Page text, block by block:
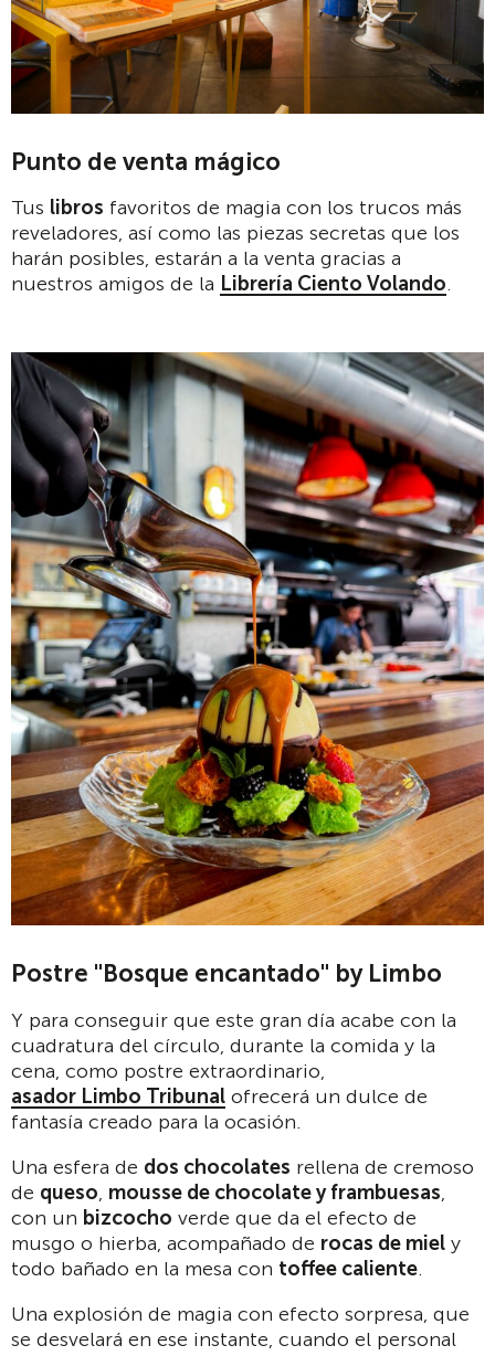
Punto de venta mágico
Tus libros favoritos de magia con los trucos más
reveladores, así como las piezas secretas que los
harán posibles, estarán a la venta gracias a
nuestros amigos de la Librería Ciento Volando.
Postre "Bosque encantado" by Limbo
Y para conseguir que este gran día acabe con la
cuadratura del círculo, durante la comida y la
cena, como postre extraordinario,
asador Limbo Tribunal ofrecerá un dulce de
fantasía creado para la ocasión.
Una esfera de dos chocolates rellena de cremoso
de queso, mousse de chocolate y frambuesas,
con un bizcocho verde que da el efecto de
musgo o hierba, acompañado de rocas de miel y
todo bañado en la mesa con toffee caliente.
Una explosión de magia con efecto sorpresa, que
se desvelará en ese instante, cuando el personal